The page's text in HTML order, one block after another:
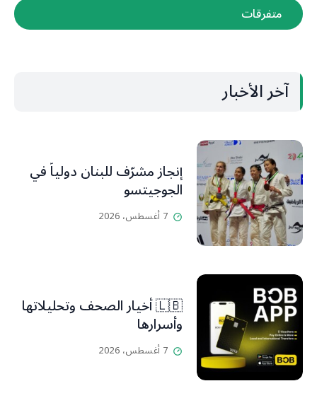
متفرقات
آخر الأخبار
إنجاز مشرّف للبنان دولياً في
الجوجيتسو
7 أغسطس، 2026
🇱🇧 أخيار الصحف وتحليلاتها
وأسرارها
7 أغسطس، 2026